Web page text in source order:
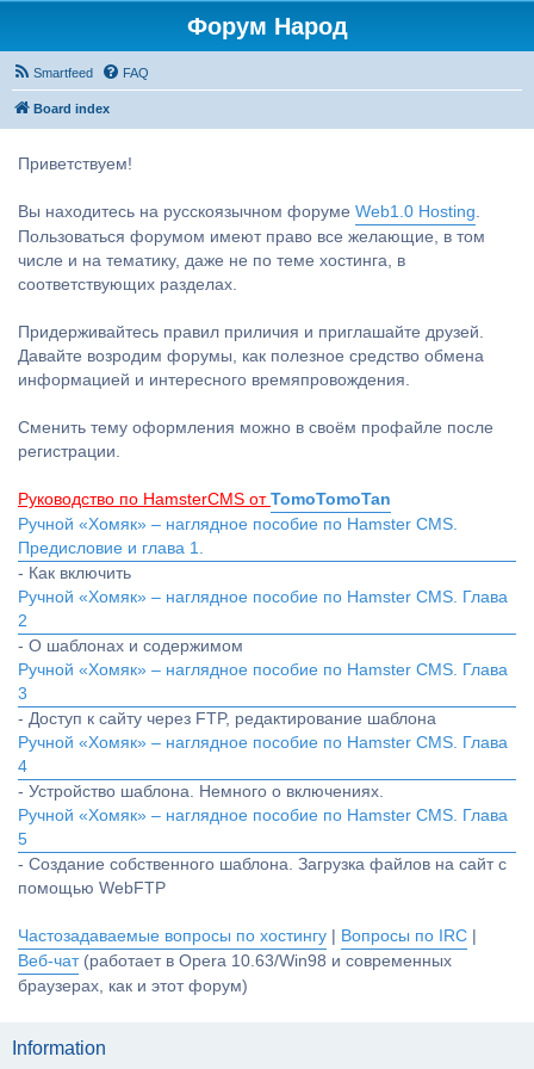
Форум Народ
Smartfeed FAQ
Board index
Приветствуем!
Вы находитесь на русскоязычном форуме Web1.0 Hosting.
Пользоваться форумом имеют право все желающие, в том
числе и на тематику, даже не по теме хостинга, в
соответствующих разделах.
Придерживайтесь правил приличия и приглашайте друзей.
Давайте возродим форумы, как полезное средство обмена
информацией и интересного времяпровождения.
Сменить тему оформления можно в своём профайле после
регистрации.
Руководство по HamsterCMS от TomoTomoTan
Ручной «Хомяк» – наглядное пособие по Hamster CMS.
Предисловие и глава 1.
- Как включить
Ручной «Хомяк» – наглядное пособие по Hamster CMS. Глава
2
- О шаблонах и содержимом
Ручной «Хомяк» – наглядное пособие по Hamster CMS. Глава
3
- Доступ к сайту через FTP, редактирование шаблона
Ручной «Хомяк» – наглядное пособие по Hamster CMS. Глава
4
- Устройство шаблона. Немного о включениях.
Ручной «Хомяк» – наглядное пособие по Hamster CMS. Глава
5
- Создание собственного шаблона. Загрузка файлов на сайт с
помощью WebFTP
Частозадаваемые вопросы по хостингу Вопросы по IRC
Веб-чат(работает в Opera 10.63/Win98 и современных
браузерах, как и этот форум)
Information